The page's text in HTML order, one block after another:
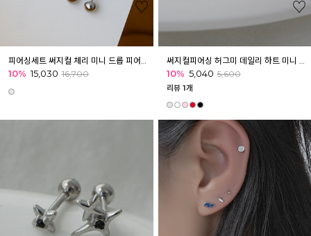
10% 15,030 16,700 10% 5,040 5,600
리뷰 1개